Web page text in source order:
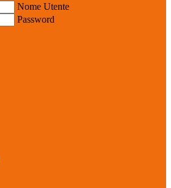
Nome Utente
Password